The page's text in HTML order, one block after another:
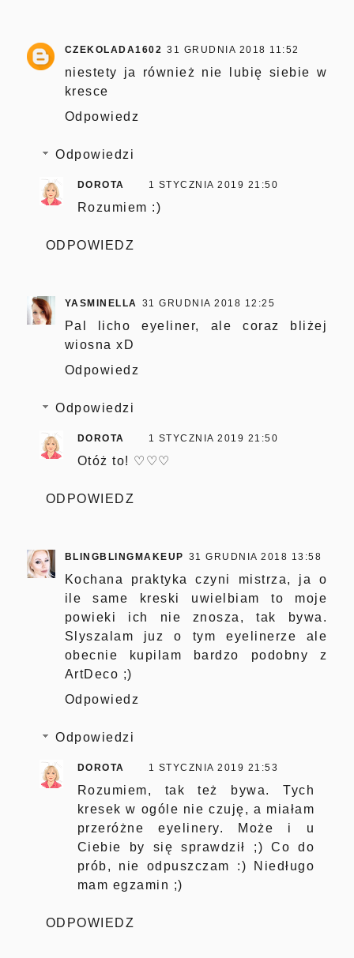
CZEKOLADA1602 31 GRUDNIA 2018 11:52
niestety ja również nie lubię siebie w
kresce
Odpowiedz
Odpowiedzi
DOROTA 1 STYCZNIA 2019 21:50
Rozumiem :)
ODPOWIEDZ
YASMINELLA 31 GRUDNIA 2018 12:25
Pal licho eyeliner, ale coraz bliżej
wiosna xD
Odpowiedz
Odpowiedzi
DOROTA 1 STYCZNIA 2019 21:50
Otóż to! ♡♡♡
ODPOWIEDZ
BLINGBLINGMAKEUP 31 GRUDNIA 2018 13:58
Kochana praktyka czyni mistrza, ja o
ile same kreski uwielbiam to moje
powieki ich nie znosza, tak bywa.
Slyszalam juz o tym eyelinerze ale
obecnie kupilam bardzo podobny z
ArtDeco ;)
Odpowiedz
Odpowiedzi
DOROTA 1 STYCZNIA 2019 21:53
Rozumiem, tak też bywa. Tych
kresek w ogóle nie czuję, a miałam
przeróżne eyelinery. Może i u
Ciebie by się sprawdził ;) Co do
prób, nie odpuszczam :) Niedługo
mam egzamin ;)
ODPOWIEDZ